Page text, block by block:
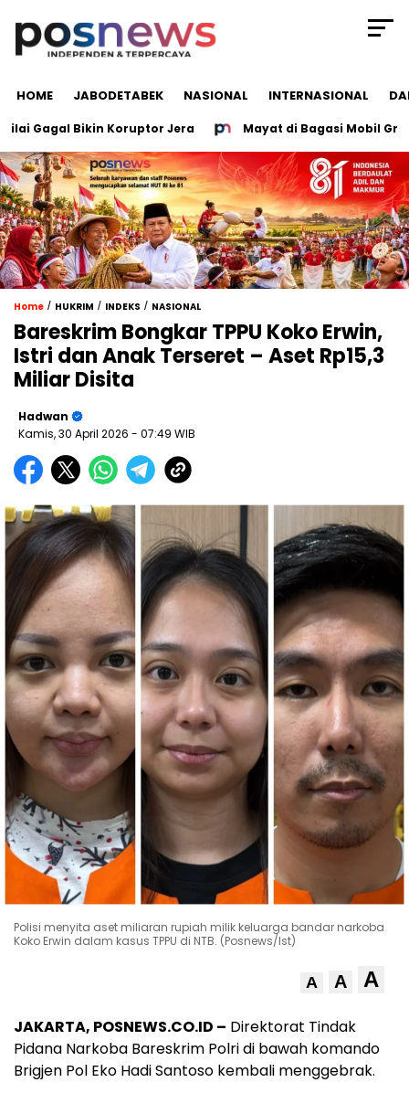
HOME JABODETABEK NASIONAL INTERNASIONAL
Bikin Koruptor Jera Mayat di Bagasi Mobil
Home / HUKRIM / INDEKS / NASIONAL
Bareskrim Bongkar TPPU Koko Erwin,
Istri dan Anak Terseret – Aset Rp15,3
Miliar Disita
Hadwan
Kamis, 30 April 2026 - 07:49 WIB
Polisi menyita aset miliaran rupiah milik keluarga bandar narkoba
Koko Erwin dalam kasus TPPU di NTB. (Posnews/Ist)
A A A
JAKARTA, POSNEWS.CO.ID – Direktorat Tindak
Pidana Narkoba Bareskrim Polri di bawah komando
Brigjen Pol Eko Hadi Santoso kembali menggebrak.